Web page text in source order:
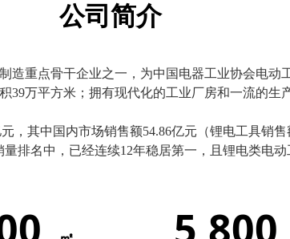
公司简介
造重点骨干企业之一，为中国电器工业协会电动
39万平方米；拥有现代化的工业厂房和一流的
，其中国内市场销售额54.86亿元（锂电工具销
排名中，已经连续12年稳居第一，且锂电类电